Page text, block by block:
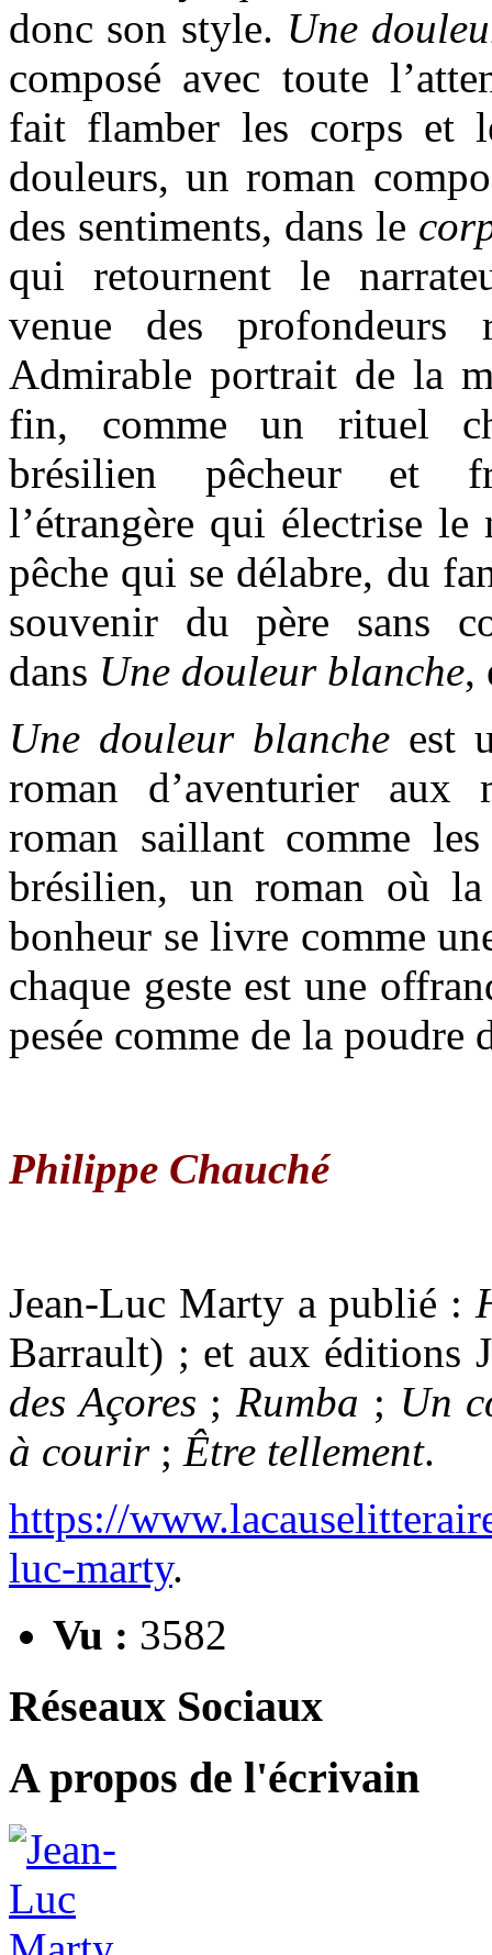
donc son style. Une
composé avec toute
fait flamber les corps et
douleurs, un roman
des sentiments, dans le
qui retournent le
venue des profondeurs
Admirable portrait de la
fin, comme un rituel
brésilien pêcheur et
l’étrangère qui électrise
pêche qui se délabre, du
souvenir du père sans
dans Une douleur blanche,
Une douleur blanche est
roman d’aventurier aux
roman saillant comme
brésilien, un roman où
bonheur se livre comme
chaque geste est une
pesée comme de la poudre
Philippe Chauché
Jean-Luc Marty a publié :
Barrault) ; et aux éditions
des Açores ;Rumba ; Un
à courir; Être tellement.
https://
luc-marty.
Vu : 3582
Réseaux Sociaux
A propos de l'écrivain